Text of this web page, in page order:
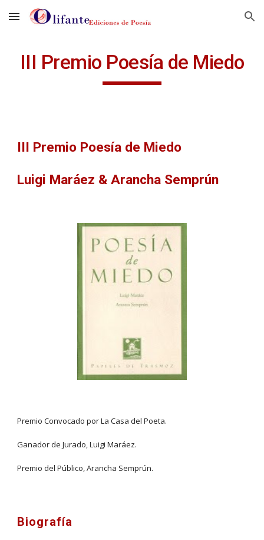
Skip to main content Skip to navigation
III Premio Poesía de Miedo
III Premio Poesía de Miedo
Luigi Maráez & Arancha Semprún
Premio Convocado por La Casa del Poeta.
Ganador de Jurado, Luigi Maráez.
Premio del Público, Arancha Semprún.
Biografía